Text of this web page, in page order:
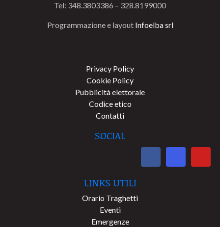
Tel: 348.3803386 – 328.8199000
Programmazione e layout Infoelba srl
Privacy Policy
Cookie Policy
Pubblicità elettorale
Codice etico
Contatti
SOCIAL
LINKS UTILI
Orario Traghetti
Eventi
Emergenze